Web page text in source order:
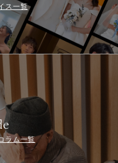
ス一覧
ラム一覧